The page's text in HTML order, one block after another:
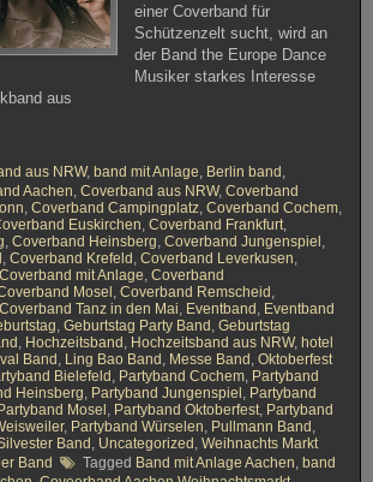
einer Coverband für
Schützenzelt sucht, wird an
der Band the Europe Dance
Musiker starkes Interesse
aus
aus NRW, band mit Anlage, Berlin band ,
Aachen, Coverband aus NRW, Coverband
, Coverband Campingplatz, Coverband Cochem,
Euskirchen, Coverband Frankfurt,
, Coverband Heinsberg, Coverband Jungenspiel ,
, Coverband Krefeld , Coverband Leverkusen,
Coverband mit Anlage, Coverband
Mosel , Coverband Remscheid ,
Coverband Tanz in den Mai, Eventband , Eventband
, Geburtstag Party Band , Geburtstag
, Hochzeitsband , Hochzeitsband aus NRW, hotel
Band , Ling Bao Band , Messe Band , Oktoberfest
Bielefeld , Partyband Cochem, Partyband
Heinsberg, Partyband Jungenspiel , Partyband
Partyband Mosel , Partyband Oktoberfest, Partyband
, Partyband Würselen, Pullmann Band ,
Band , Uncategorized , Weihnachts Markt
Band Tagged Band mit Anlage Aachen, band